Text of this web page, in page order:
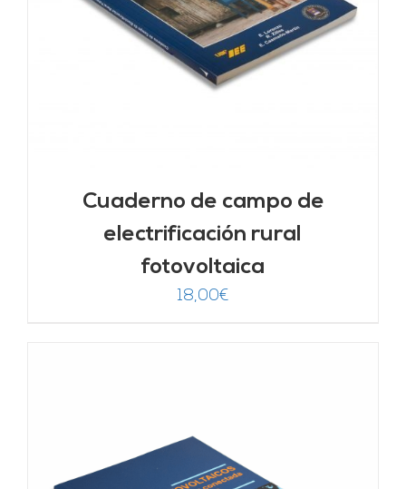
Cuaderno de campo de
electrificación rural
fotovoltaica
18,00€